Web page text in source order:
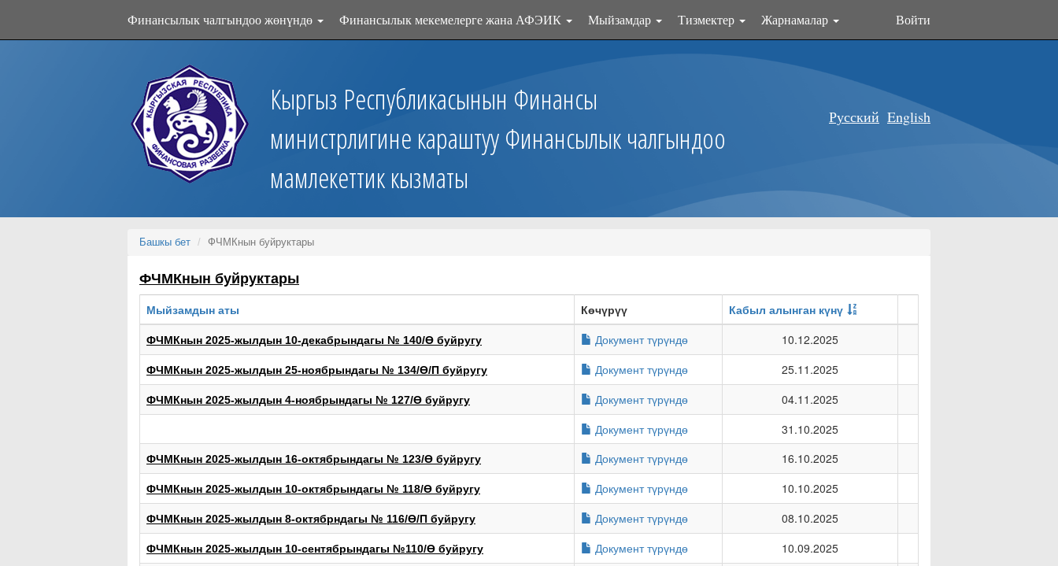
Финансылык чалгындоо жөнүндө Финансылык мекемелерге жана АФЭИК Мыйзамдар Тизмектер Жарнамалар Войти
Кыргыз Республикасынын Финансы
министрлигине караштуу Финансылык чалгындоо
мамлекеттик кызматы
Русский English
Башкы бет ФЧМКнын буйруктары
ФЧМКнын буйруктары
Мыйзамдын аты
Көчүрүү Кабыл алынган күнү
ФЧМКнын 2025-жылдын 10-декабрындагы № 140/Ө буйругу Документ түрүндө 10.12.2025
ФЧМКнын 2025-жылдын 25-ноябрындагы № 134/Ө/П буйругу Документ түрүндө 25.11.2025
ФЧМКнын 2025-жылдын 4-ноябрындагы № 127/Ө буйругу Документ түрүндө
04.11.2025
Документ түрүндө
31.10.2025
ФЧМКнын 2025-жылдын 16-октябрындагы № 123/Ө буйругу Документ түрүндө 16.10.2025
ФЧМКнын 2025-жылдын 10-октябрындагы № 118/Ө буйругу Документ түрүндө 10.10.2025
ФЧМКнын 2025-жылдын 8-октябрндагы № 116/Ө/П буйругу Документ түрүндө 08.10.2025
ФЧМКнын 2025-жылдын 10-сентябрындагы №110/Ө буйругу Документ түрүндө 10.09.2025